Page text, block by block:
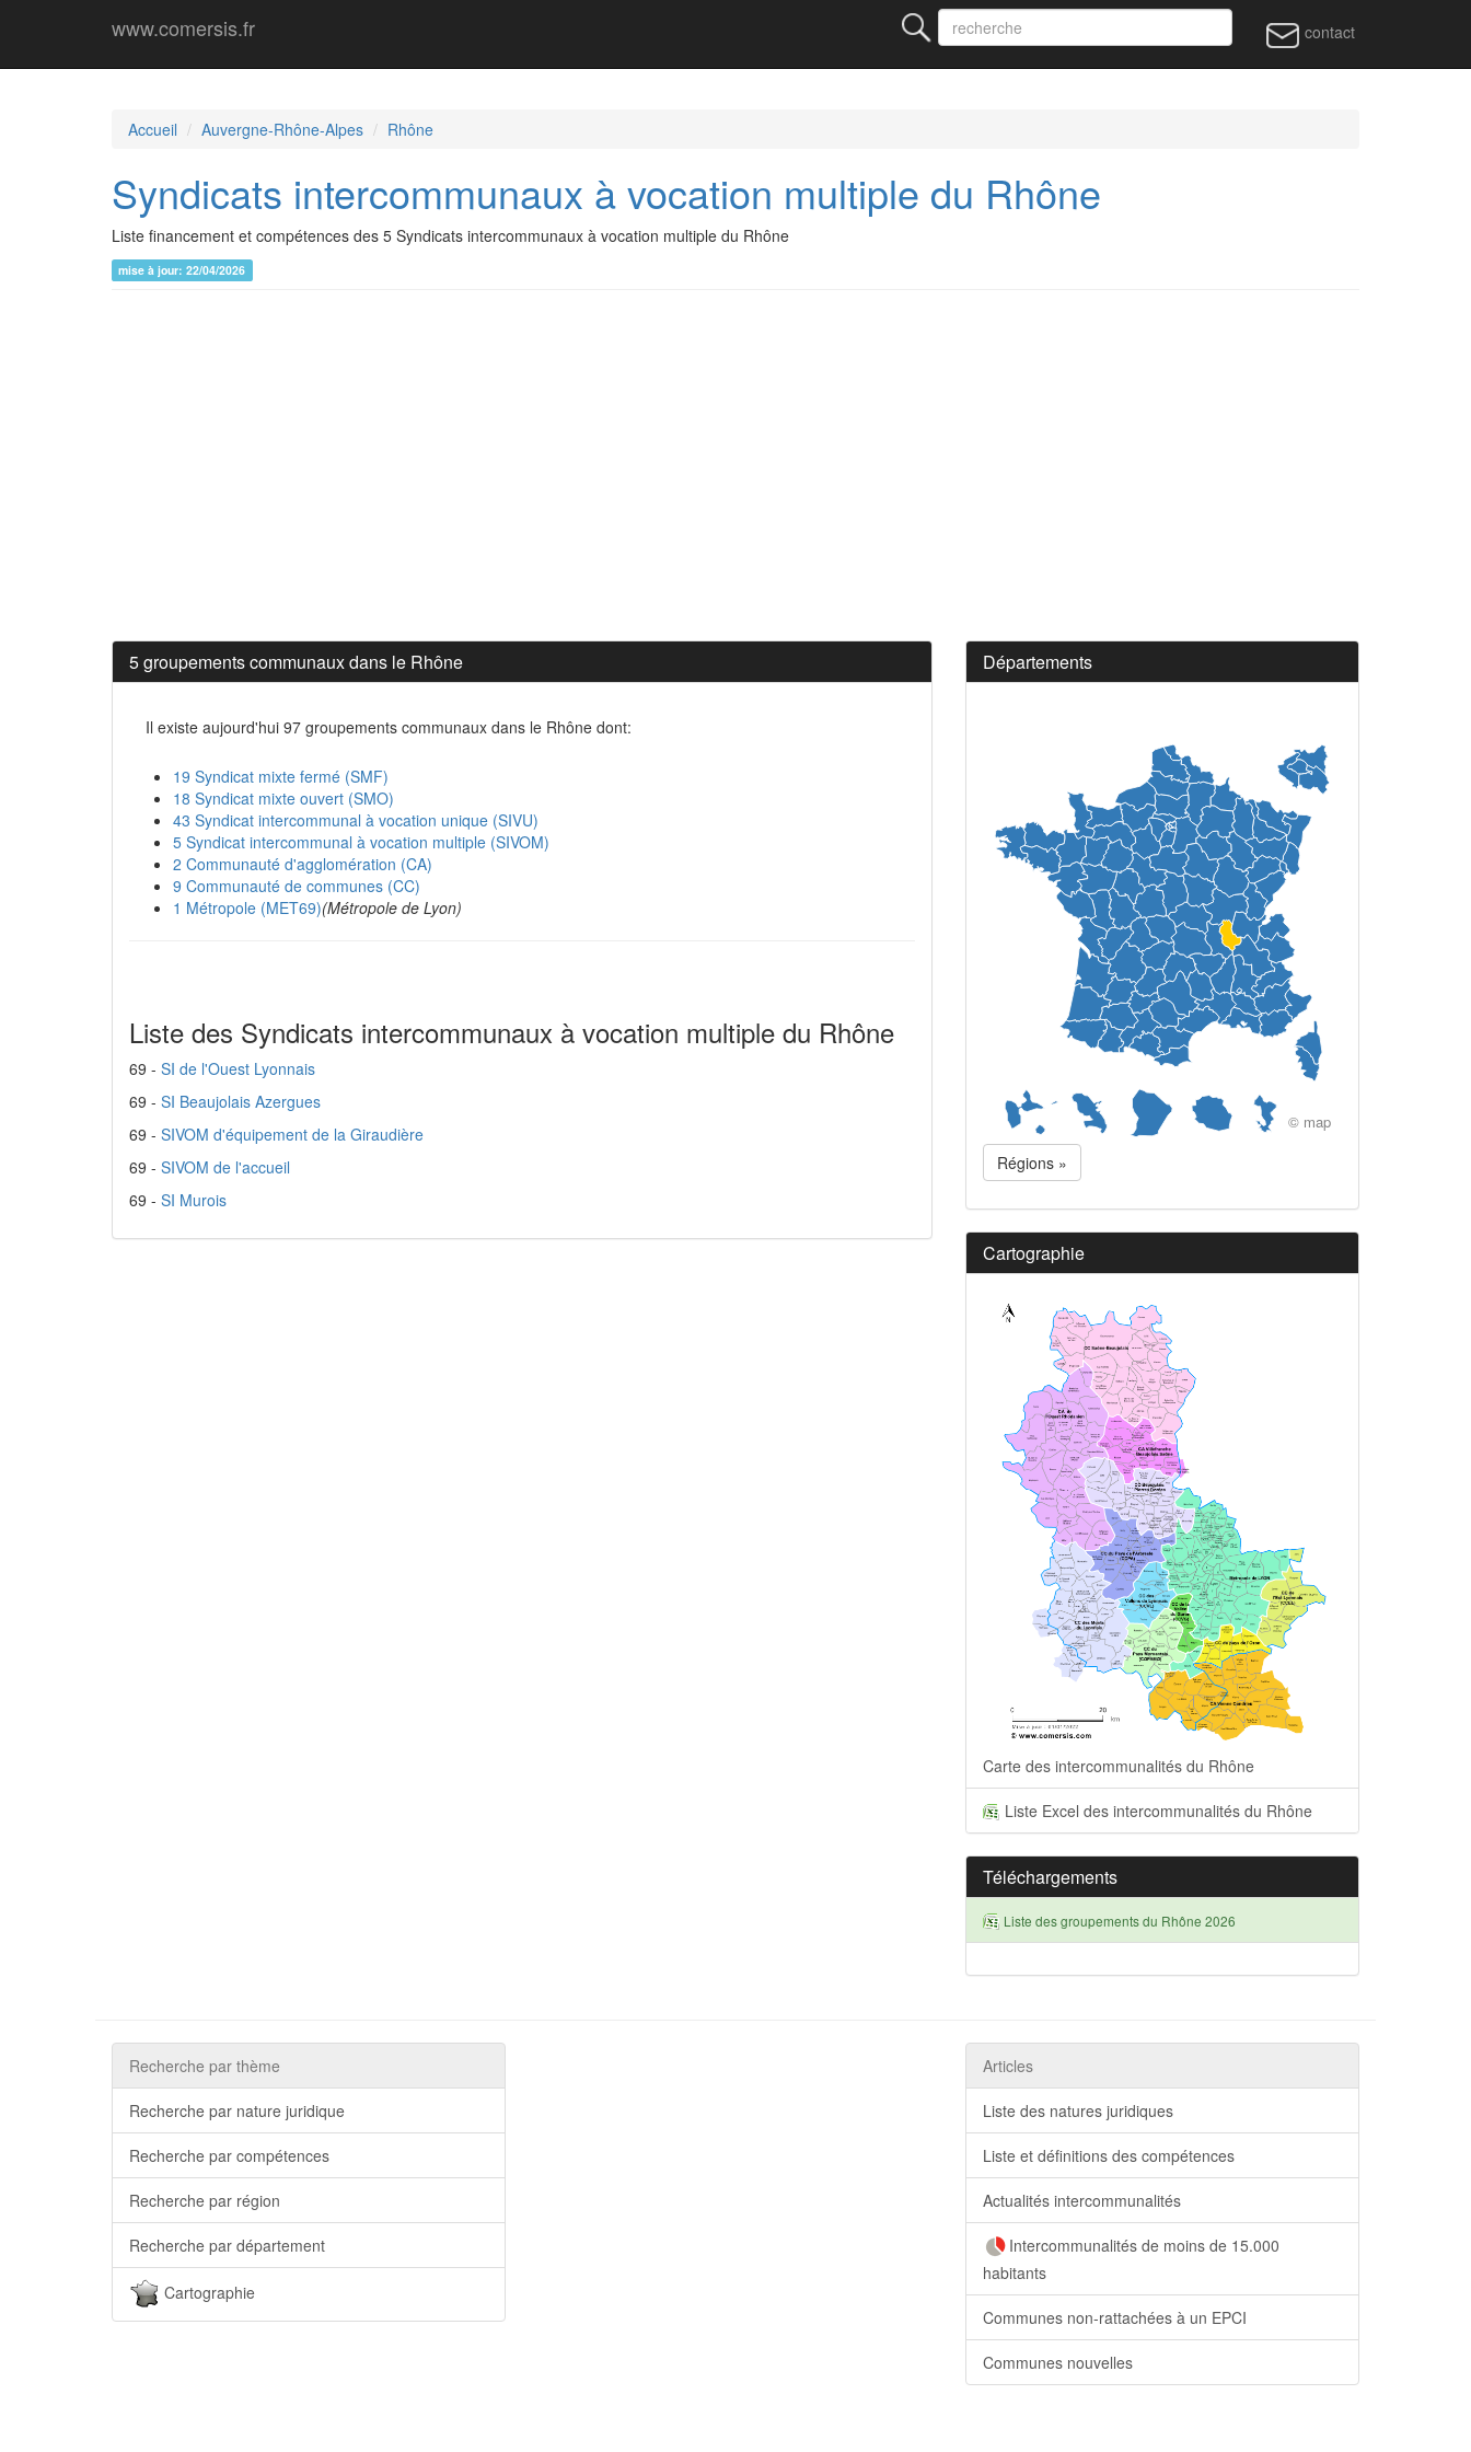
www.comersis.fr contact
Accueil Auvergne-Rhône-Alpes Rhône
Syndicats intercommunaux à vocation multiple du Rhône
Liste financement et compétences des 5 Syndicats intercommunaux à vocation multiple du Rhône
mise à jour: 22/04/2026
5 groupements communaux dans le Rhône
Il existe aujourd'hui 97 groupements communaux dans le Rhône dont:
19 Syndicat mixte fermé (SMF)
18 Syndicat mixte ouvert (SMO)
43 Syndicat intercommunal à vocation unique (SIVU)
5 Syndicat intercommunal à vocation multiple (SIVOM)
2 Communauté d'agglomération (CA)
9 Communauté de communes (CC)
1 Métropole (MET69)(Métropole de Lyon)
Liste des Syndicats intercommunaux à vocation multiple du Rhône
69 - SI de l'Ouest Lyonnais
69 - SI Beaujolais Azergues
69 - SIVOM d'équipement de la Giraudière
69 - SIVOM de l'accueil
69 - SI Murois
Départements
© map
Régions »
Cartographie
Carte des intercommunalités du Rhône
Liste Excel des intercommunalités du Rhône
Téléchargements
Liste des groupements du Rhône 2026
Recherche par thème
Recherche par nature juridique
Recherche par compétences
Recherche par région
Recherche par département
Cartographie
Articles
Liste des natures juridiques
Liste et définitions des compétences
Actualités intercommunalités
Intercommunalités de moins de 15.000
habitants
Communes non-rattachées à un EPCI
Communes nouvelles